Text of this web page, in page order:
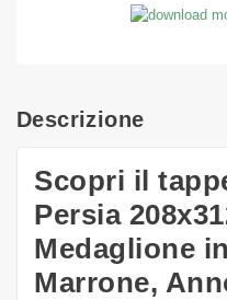
Descrizione
Scopri il
Persia
Medaglione
Marrone,